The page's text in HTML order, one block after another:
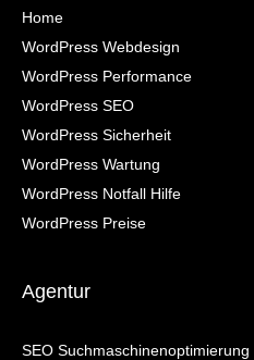
Home
WordPress Webdesign
WordPress Performance
WordPress SEO
WordPress Sicherheit
WordPress Wartung
WordPress Notfall Hilfe
WordPress Preise
Agentur
SEO Suchmaschinenoptimierung